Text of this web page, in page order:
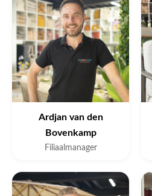
Ardjan van den
Bovenkamp
Filiaalmanager